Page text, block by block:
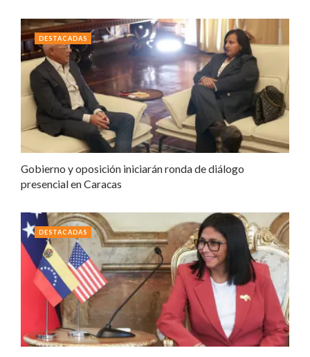
Gobierno y oposición iniciarán ronda de diálogo
presencial en Caracas
DESTACADAS
DESTACADAS